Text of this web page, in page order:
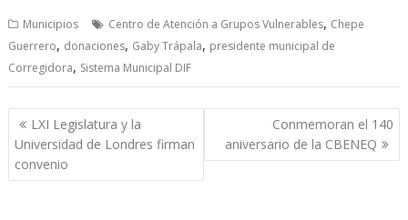
e
b
o
o
k
itt
er
ai
l
at
s
A
p
ss
e
n
er
y
e
e
a
m
ar
e
Municipios Centro de Atención a Grupos Vulnerables, Chepe
Guerrero, donaciones, Gaby Trápala, presidente municipal de
Corregidora, Sistema Municipal DIF
Post
navigation
LXI Legislatura y la
Universidad de Londres firman
convenio
Conmemoran el 140
aniversario de la CBENEQ